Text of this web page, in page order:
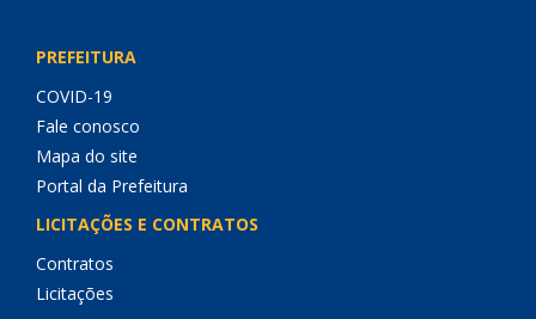
PREFEITURA
COVID-19
Fale conosco
Mapa do site
Portal da Prefeitura
LICITAÇÕES E CONTRATOS
Contratos
Licitações